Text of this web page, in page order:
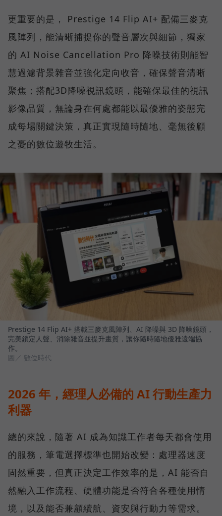
更重要的是， Prestige 14 Flip AI+ 配備三麥克
風陣列，能清晰捕捉你的聲音層次與細節，獨家
的 AI Noise Cancellation Pro 降噪技術則能智
慧過濾背景雜音並強化定向收音，確保聲音清晰
聚焦；搭配3D降噪視訊鏡頭，能確保最佳的視訊
影像品質，無論身在何處都能以最優雅的姿態完
成每場關鍵決策，真正實現隨時隨地、毫無後顧
之憂的數位遊牧生活。
Prestige 14 Flip AI+ 搭載三麥克風陣列、AI 降噪與 3D 降噪鏡頭，
完美鎖定人聲、消除雜音並提升畫質，讓你隨時隨地優雅遠端協
作。
圖／ 數位時代
2026 年，經理人必備的 AI 行動生產力
利器
總的來說，隨著 AI 成為知識工作者每天都會使用
的服務，筆電選擇標準也開始改變：處理器速度
固然重要，但真正決定工作效率的是，AI 能否自
然融入工作流程、硬體功能是否符合各種使用情
境，以及能否兼顧續航、資安與行動力等需求。